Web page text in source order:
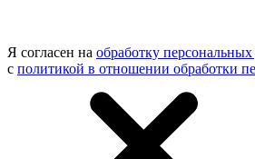
Я согласен на обработку
с политикой в отношении обработки